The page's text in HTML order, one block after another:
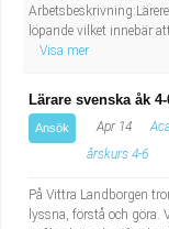
löpande vilket innebär
Visa mer
Lärare svenska åk
Ansök Apr 14
årskurs 4-6
På Vittra Landborgen
lyssna, förstå och